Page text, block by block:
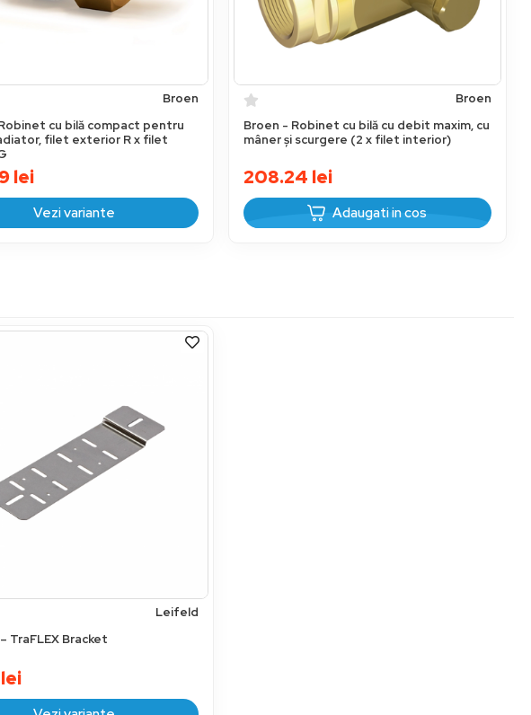
Broen
cu bilă compact pentru
filet exterior R x filet
lei
Vezi variante
Broen
Broen - Robinet cu bilă cu debit maxim, cu
mâner și scurgere (2 x filet interior)
208.24 lei
Adaugati in cos
Leifeld
TraFLEX Bracket
lei